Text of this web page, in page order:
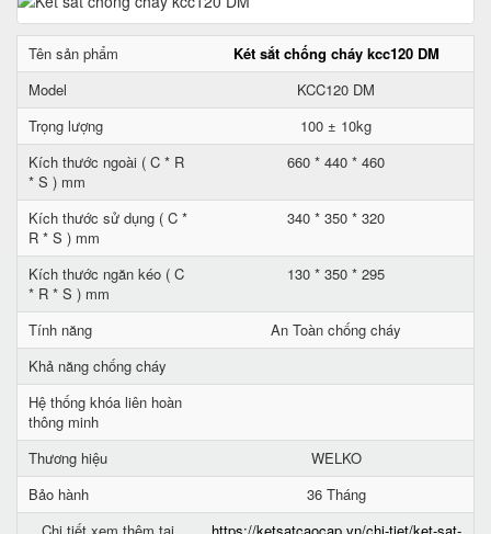
Tên sản phẩm
Két sắt chống cháy kcc120 DM
Model
KCC120 DM
Trọng lượng
100 ± 10kg
Kích thước ngoài ( C * R
* S ) mm
660 * 440 * 460
Kích thước sử dụng ( C *
R * S ) mm
340 * 350 * 320
Kích thước ngăn kéo ( C
* R * S ) mm
130 * 350 * 295
Tính năng
An Toàn chống cháy
Khả năng chống cháy
Hệ thống khóa liên hoàn
thông minh
Thương hiệu
WELKO
Bảo hành
36 Tháng